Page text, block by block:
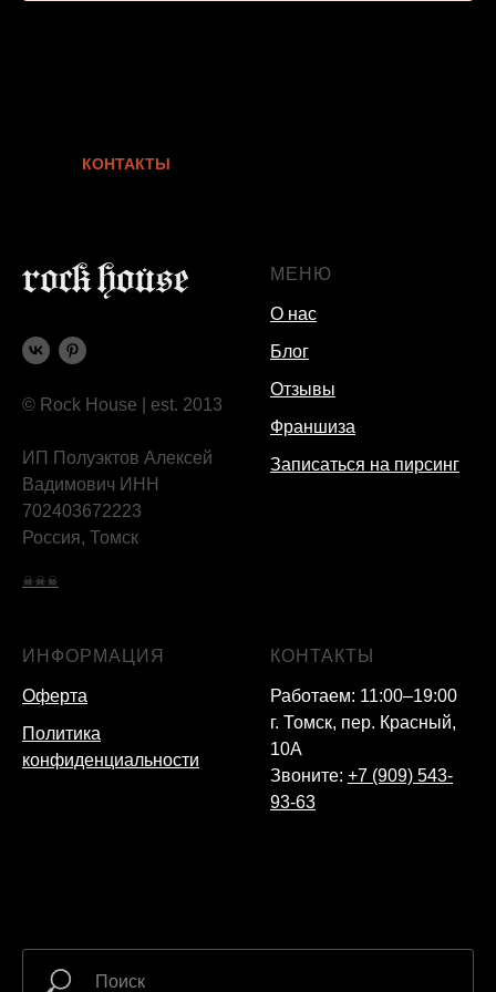
КОНТАКТЫ
© Rock House | est. 2013
ИП Полуэктов Алексей
Вадимович ИНН
702403672223
Россия, Томск
☠☠☠
МЕНЮ
О нас
Блог
Отзывы
Франшиза
Записаться на пирсинг
ИНФОРМАЦИЯ
Оферта
Политика
конфиденциальности
КОНТАКТЫ
Работаем: 11:00–19:00
г. Томск, пер. Красный,
10А
Звоните: +7 (909) 543-
93-63